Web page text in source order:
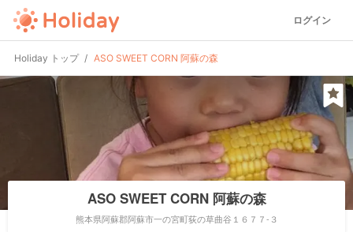
ログイン
Holiday トップ ASO SWEET CORN 阿蘇の森
ASO SWEET CORN 阿蘇の森
熊本県阿蘇郡阿蘇市一の宮町荻の草曲谷１６７７-３